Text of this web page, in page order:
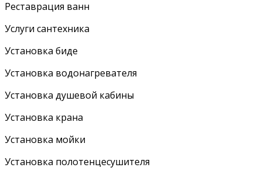
Реставрация ванн
Услуги сантехника
Установка биде
Установка водонагревателя
Установка душевой кабины
Установка крана
Установка мойки
Установка полотенцесушителя